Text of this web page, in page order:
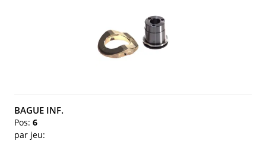
BAGUE INF.
Pos: 6
par jeu: